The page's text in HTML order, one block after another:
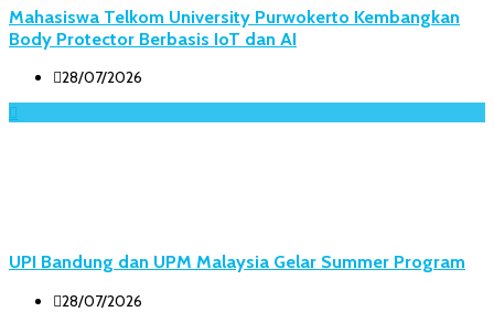
Mahasiswa Telkom University Purwokerto Kembangkan
Body Protector Berbasis IoT dan AI
28/07/2026
UPI Bandung dan UPM Malaysia Gelar Summer Program
28/07/2026